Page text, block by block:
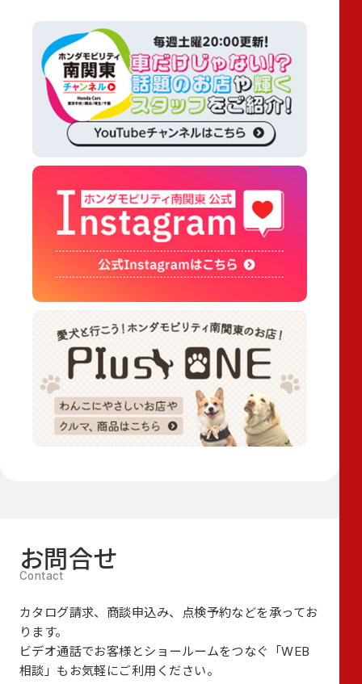
お問合せ
カタログ請求、商談申込み、点検予約などを承ってお
ります。
ビデオ通話でお客様とショールームをつなぐ
「WEB
相談」も お気軽にご利用ください。